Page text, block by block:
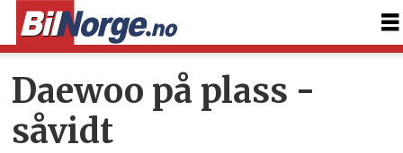
Daewoo på plass -
såvidt